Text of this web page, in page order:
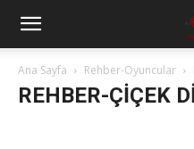
Ana Sayfa Rehber-Oyuncular
REHBER-ÇIÇEK